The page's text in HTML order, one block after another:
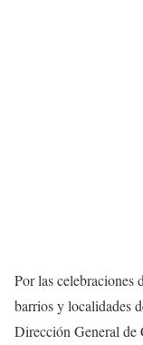
Por las celebraciones
barrios y localidades
Dirección General de